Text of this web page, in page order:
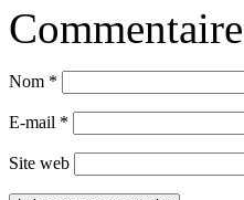
Commentaire
Nom *
E-mail *
Site web